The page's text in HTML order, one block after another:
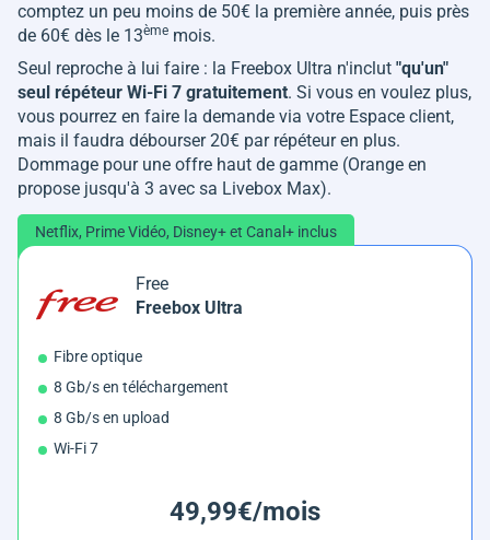
comptez un peu moins de 50€ la première année, puis près
de 60€ dès le 13ème mois.
Seul reproche à lui faire : la Freebox Ultra n'inclut "qu'un"
seul répéteur Wi-Fi 7 gratuitement. Si vous en voulez plus,
vous pourrez en faire la demande via votre Espace client,
mais il faudra débourser 20€ par répéteur en plus.
Dommage pour une offre haut de gamme (Orange en
propose jusqu'à 3 avec sa Livebox Max).
Netflix, Prime Vidéo, Disney+ et Canal+ inclus
Free
Freebox Ultra
Fibre optique
8 Gb/s en téléchargement
8 Gb/s en upload
Wi-Fi 7
49,99€/mois